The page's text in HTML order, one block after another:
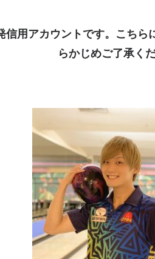
用アカウントです。こちら
らかじめご了承くだ